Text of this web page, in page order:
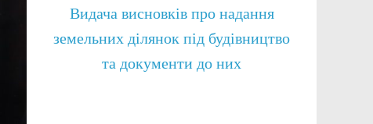
Видача висновків про надання
земельних ділянок під будівництво
та документи до них